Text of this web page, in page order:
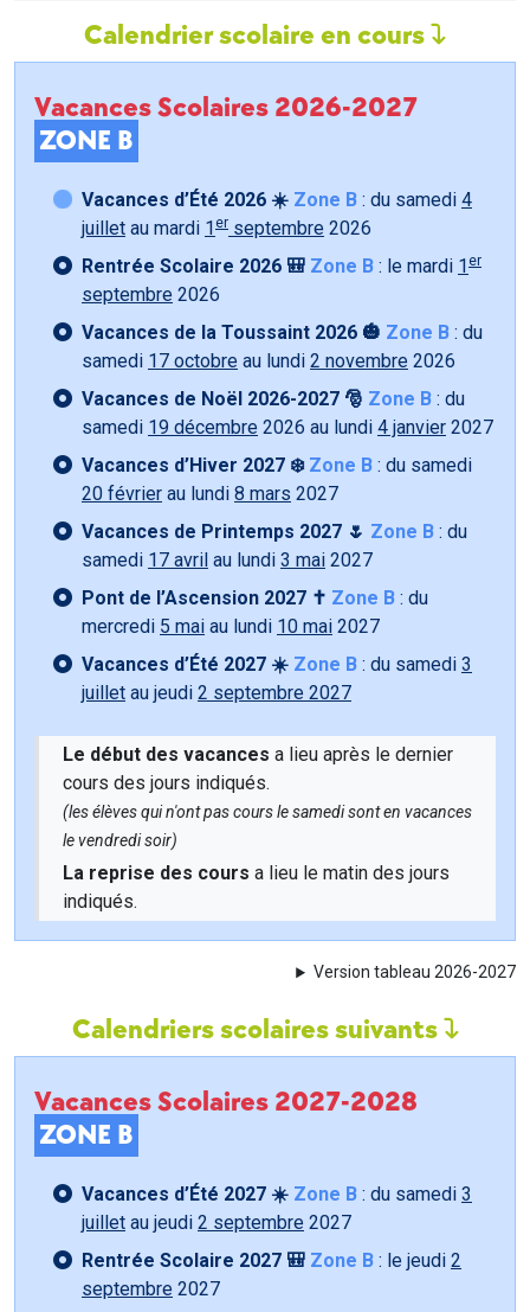
Calendrier scolaire en cours
Vacances Scolaires 2026-2027
ZONE B
Vacances d’Été 2026 ☀️ Zone B : du samedi 4
juillet au mardi 1 er septembre 2026
Rentrée Scolaire 2026 🎒 Zone B : le mardi 1 er
septembre 2026
Vacances de la Toussaint 2026 🎃 Zone B : du
samedi 17 octobre au lundi 2 novembre 2026
Vacances de Noël 2026-2027 🎅 Zone B : du
samedi 19 décembre 2026 au lundi 4 janvier 2027
Vacances d’Hiver 2027 ❄️ Zone B : du samedi
20 février au lundi 8 mars 2027
Vacances de Printemps 2027 🌷 Zone B : du
samedi 17 avril au lundi 3 mai 2027
Pont de l’Ascension 2027 ✝️ Zone B : du
mercredi 5 mai au lundi 10 mai 2027
Vacances d’Été 2027 ☀️ Zone B : du samedi 3
juillet au jeudi 2 septembre 2027
Le début des vacances a lieu après le dernier
cours des jours indiqués.
(les élèves qui n'ont pas cours le samedi sont en vacances
le vendredi soir)
La reprise des cours a lieu le matin des jours
indiqués.
Version tableau 2026-2027
Calendriers scolaires suivants
Vacances Scolaires 2027-2028
ZONE B
Vacances d’Été 2027 ☀️ Zone B : du samedi 3
juillet au jeudi 2 septembre 2027
Rentrée Scolaire 2027 🎒 Zone B : le jeudi 2
septembre 2027